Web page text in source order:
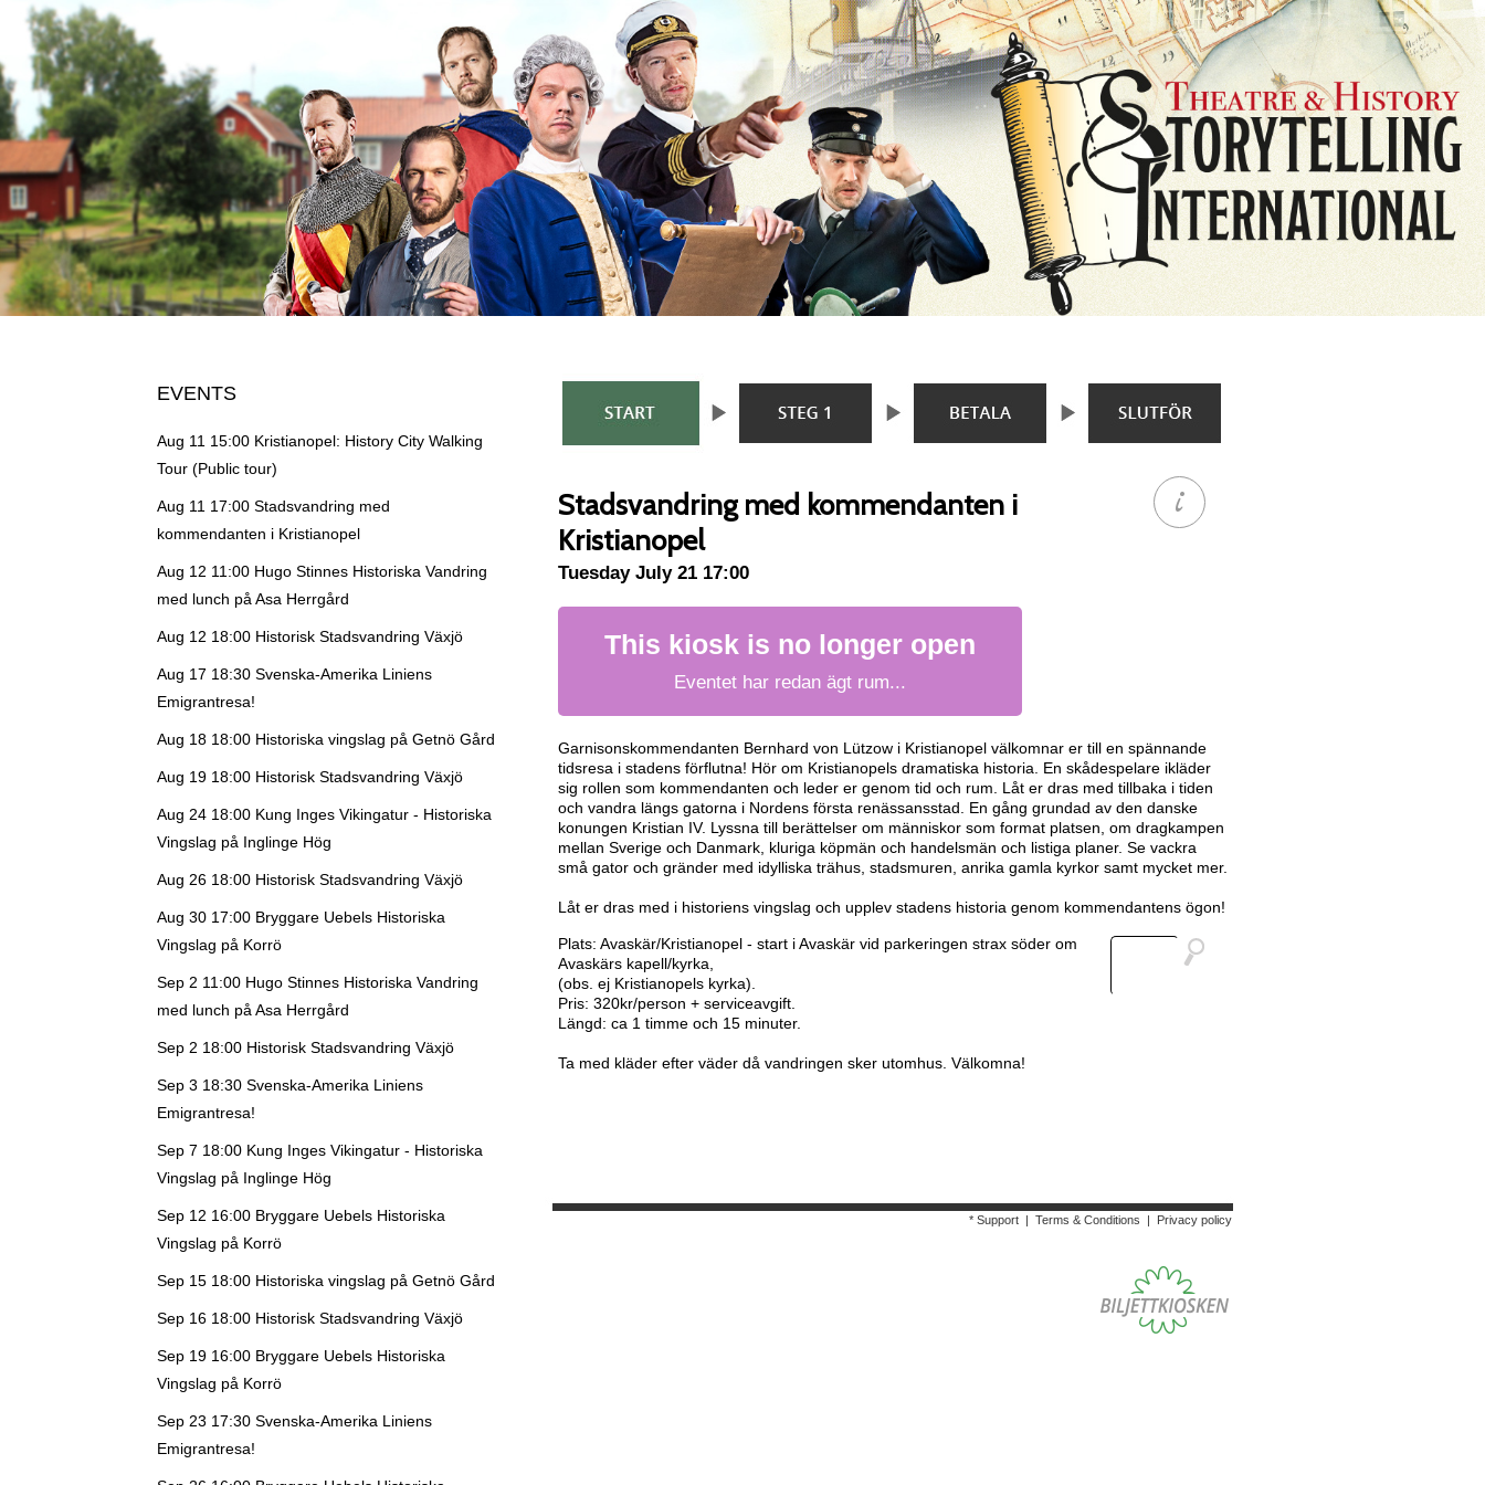
EVENTS
Aug 11 15:00 Kristianopel: History City Walking
Tour (Public tour)
Aug 11 17:00 Stadsvandring med
kommendanten i Kristianopel
Aug 12 11:00 Hugo Stinnes Historiska Vandring
med lunch på Asa Herrgård
Aug 12 18:00 Historisk Stadsvandring Växjö
Aug 17 18:30 Svenska-Amerika Liniens
Emigrantresa!
Aug 18 18:00 Historiska vingslag på Getnö Gård
Aug 19 18:00 Historisk Stadsvandring Växjö
Aug 24 18:00 Kung Inges Vikingatur - Historiska
Vingslag på Inglinge Hög
Aug 26 18:00 Historisk Stadsvandring Växjö
Aug 30 17:00 Bryggare Uebels Historiska
Vingslag på Korrö
Sep 2 11:00 Hugo Stinnes Historiska Vandring
med lunch på Asa Herrgård
Sep 2 18:00 Historisk Stadsvandring Växjö
Sep 3 18:30 Svenska-Amerika Liniens
Emigrantresa!
Sep 7 18:00 Kung Inges Vikingatur - Historiska
Vingslag på Inglinge Hög
Sep 12 16:00 Bryggare Uebels Historiska
Vingslag på Korrö
Sep 15 18:00 Historiska vingslag på Getnö Gård
Sep 16 18:00 Historisk Stadsvandring Växjö
Sep 19 16:00 Bryggare Uebels Historiska
Vingslag på Korrö
Sep 23 17:30 Svenska-Amerika Liniens
Emigrantresa!
Stadsvandring med kommendanten i
Kristianopel
Tuesday July 21 17:00
This kiosk is no longer open
Eventet har redan ägt rum...
Garnisonskommendanten Bernhard von Lützow i Kristianopel välkomnar er till en spännande
tidsresa i stadens förflutna! Hör om Kristianopels dramatiska historia. En skådespelare ikläder
sig rollen som kommendanten och leder er genom tid och rum. Låt er dras med tillbaka i tiden
och vandra längs gatorna i Nordens första renässansstad. En gång grundad av den danske
konungen Kristian IV. Lyssna till berättelser om människor som format platsen, om dragkampen
mellan Sverige och Danmark, kluriga köpmän och handelsmän och listiga planer. Se vackra
små gator och gränder med idylliska trähus, stadsmuren, anrika gamla kyrkor samt mycket mer.
Låt er dras med i historiens vingslag och upplev stadens historia genom kommendantens ögon!
Plats: Avaskär/Kristianopel - start i Avaskär vid parkeringen strax söder om
Avaskärs kapell/kyrka,
(obs. ej Kristianopels kyrka).
Pris: 320kr/person + serviceavgift.
Längd: ca 1 timme och 15 minuter.
Ta med kläder efter väder då vandringen sker utomhus. Välkomna!
* Support | Terms & Conditions | Privacy policy